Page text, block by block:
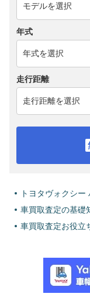
年式
走行距離
トヨタヴォクシ
車買取査定の基礎
車買取査定お役立